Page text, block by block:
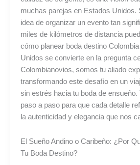
muchas parejas en Estados Unidos.
idea de organizar un evento tan
miles de kilómetros de distancia
cómo planear boda destino
Unidos se convierte en la pregunta
Colombianovios, somos tu aliado
transformando este desafío en un
sin estrés hacia tu boda de ensueño.
paso a paso para que cada detalle
la autenticidad y elegancia que nos
El Sueño Andino o Caribeño: ¿Por
Tu Boda Destino?